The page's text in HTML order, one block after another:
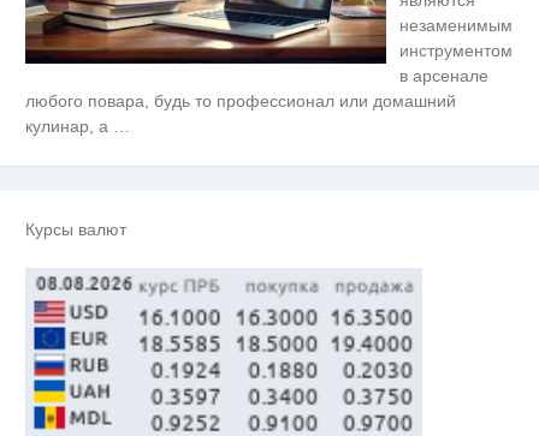
незаменимым
инструментом
в арсенале
любого повара, будь то профессионал или домашний
кулинар, а …
Курсы валют
а смеяться вы будете долго
i
Депутаты — против